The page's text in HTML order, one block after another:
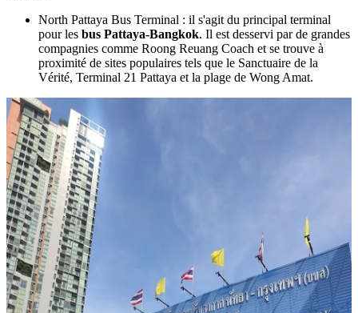
North Pattaya Bus Terminal : il s'agit du principal terminal
pour les bus Pattaya-Bangkok. Il est desservi par de grandes
compagnies comme Roong Reuang Coach et se trouve à
proximité de sites populaires tels que le Sanctuaire de la
Vérité, Terminal 21 Pattaya et la plage de Wong Amat.